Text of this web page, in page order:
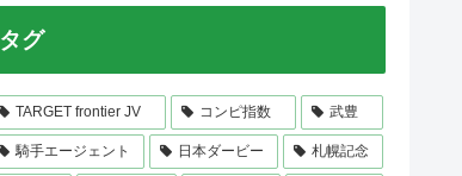
タグ
TARGET frontier JV コンピ指数 武豊
騎手エージェント 日本ダービー 札幌記念